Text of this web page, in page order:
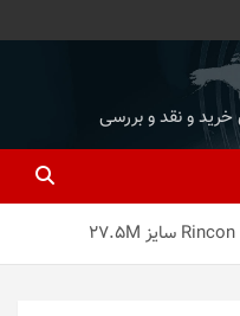
خرید و نقد و بررسی